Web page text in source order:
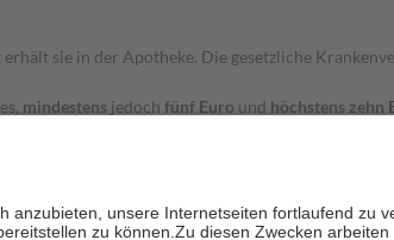
sie in der Apotheke. Die gesetzliche
mindestens jedoch fünf Euro und höchstens zehn
Stellung der Familie zu unterstützen, fallen